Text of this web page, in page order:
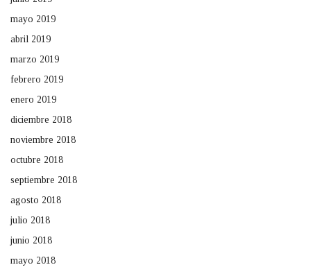
mayo 2019
abril 2019
marzo 2019
febrero 2019
enero 2019
diciembre 2018
noviembre 2018
octubre 2018
septiembre 2018
agosto 2018
julio 2018
junio 2018
mayo 2018